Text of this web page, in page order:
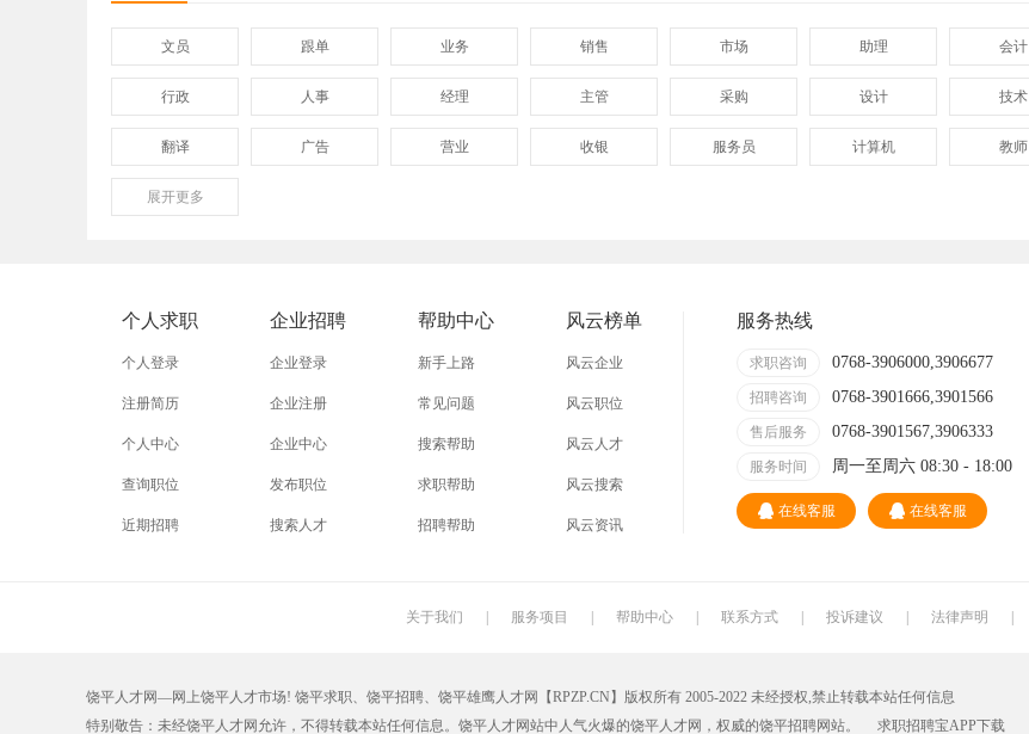
文员 跟单 业务 销售 市场 助理 会计
行政 人事 经理 主管 采购 设计 技术
翻译 广告 营业 收银 服务员 计算机 教师
保险
促销员 导购员 操作工 晒版工 叉车工 修理工
熨烫工 裁剪工 锣工 装修工
磨工 铣工
仓管员 仓库管理员 线切割 铸造工 跟车送货员 组长
展开更多
个人求职
个人登录
注册简历
个人中心
查询职位
近期招聘
企业招聘
企业登录
企业注册
企业中心
发布职位
搜索人才
帮助中心
新手上路
常见问题
搜索帮助
求职帮助
招聘帮助
风云榜单
风云企业
风云职位
风云人才
风云搜索
风云资讯
服务热线
求职咨询 0768-3906000,3906677
招聘咨询 0768-3901666,3901566
售后服务 0768-3901567,3906333
服务时间 周一至周六 08:30 - 18:00
在线客服 在线客服
关于我们 服务项目 帮助中心 联系方式 投诉建议 法律声明
饶平人才网—网上饶平人才市场! 饶平求职、饶平招聘、饶平雄鹰人才网【RPZP.CN】版权所有 2005-2022 未经授权,禁止转载本站任何信息
特别敬告：未经饶平人才网允许，不得转载本站任何信息。饶平人才网站中人气火爆的饶平人才网，权威的饶平招聘网站。 求职招聘宝APP下载